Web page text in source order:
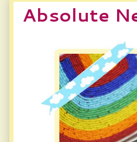
Absolute